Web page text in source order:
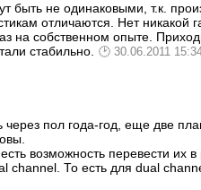
быть не одинаковыми, т.к.
отличаются. Нет никакой
на собственном опыте.
стабильно.
30.06.2011
пол года-год, еще две
возможность перевести
channel. То есть для dual